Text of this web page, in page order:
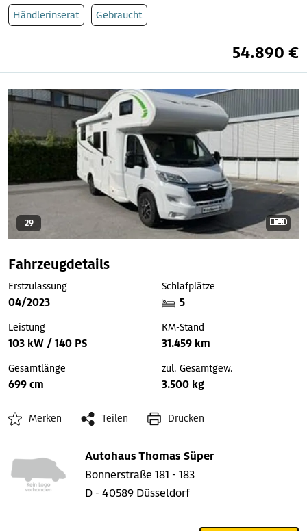
Händlerinserat Gebraucht
54.890 €
29
Fahrzeugdetails
Erstzulassung
04/2023
Schlafplätze
5
Leistung
103 kW / 140 PS
KM-Stand
31.459 km
Gesamtlänge
699 cm
zul. Gesamtgew.
3.500 kg
Merken Teilen Drucken
Autohaus Thomas Süper
Bonnerstraße 181 - 183
D - 40589 Düsseldorf